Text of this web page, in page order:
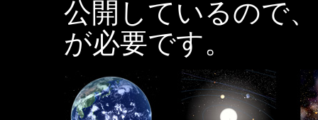
公開しているので
が必要です。